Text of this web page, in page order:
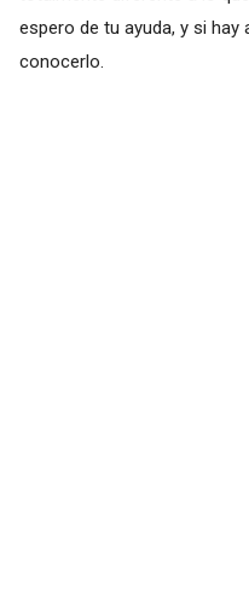
espero de tu ayuda, y si
conocerlo.